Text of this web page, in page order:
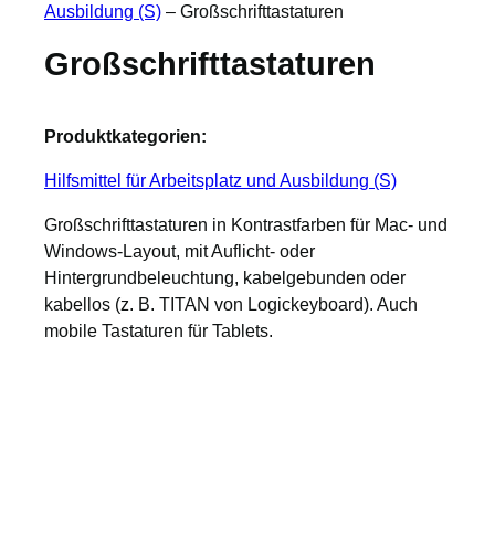
Ausbildung (S) – Großschrifttastaturen
Großschrifttastaturen
Produktkategorien:
Hilfsmittel für Arbeitsplatz und Ausbildung (S)
Großschrifttastaturen in Kontrastfarben für Mac- und
Windows-Layout, mit Auflicht- oder
Hintergrundbeleuchtung, kabelgebunden oder
kabellos (z. B. TITAN von Logickeyboard). Auch
mobile Tastaturen für Tablets.